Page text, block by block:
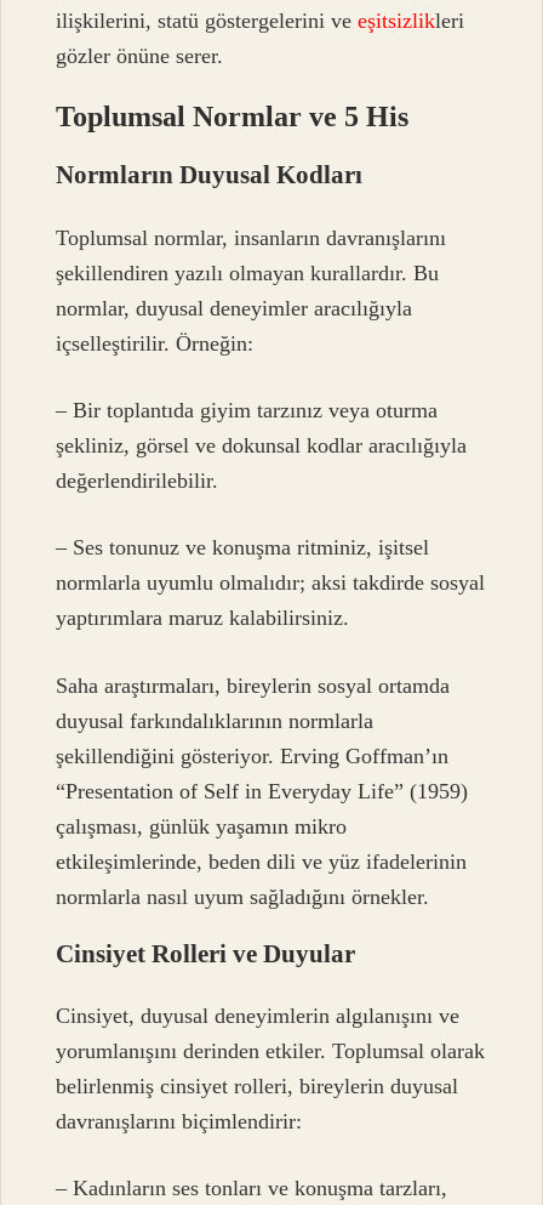
ilişkilerini, statü göstergelerini veeşitsizlikleri
gözler önüne serer.
Toplumsal Normlar ve 5 His
Normların Duyusal Kodları
Toplumsal normlar, insanların davranışlarını
şekillendiren yazılı olmayan kurallardır. Bu
normlar, duyusal deneyimler aracılığıyla
içselleştirilir. Örneğin:
– Bir toplantıda giyim tarzınız veya oturma
şekliniz, görsel ve dokunsal kodlar aracılığıyla
değerlendirilebilir.
– Ses tonunuz ve konuşma ritminiz, işitsel
normlarla uyumlu olmalıdır; aksi takdirde sosyal
yaptırımlara maruz kalabilirsiniz.
Saha araştırmaları, bireylerin sosyal ortamda
duyusal farkındalıklarının normlarla
şekillendiğini gösteriyor. Erving Goffman’ın
“Presentation of Self in Everyday Life” (1959)
çalışması, günlük yaşamın mikro
etkileşimlerinde, beden dili ve yüz ifadelerinin
normlarla nasıl uyum sağladığını örnekler.
Cinsiyet Rolleri ve Duyular
Cinsiyet, duyusal deneyimlerin algılanışını ve
yorumlanışını derinden etkiler. Toplumsal olarak
belirlenmiş cinsiyet rolleri, bireylerin duyusal
davranışlarını biçimlendirir:
– Kadınların ses tonları ve konuşma tarzları,